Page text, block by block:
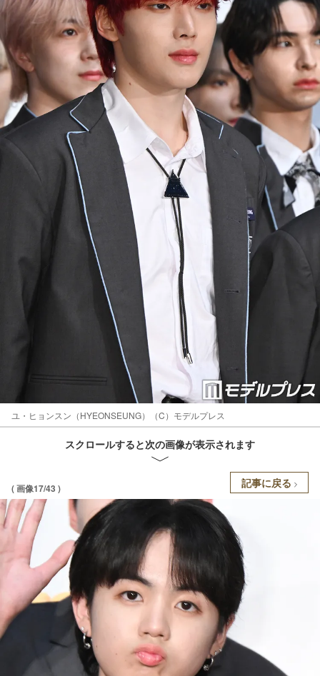
ユ・ヒョンスン（HYEONSEUNG）（C）モデルプレス
スクロールすると次の画像が表示されます
( 画像17/43 ) 記事に戻る